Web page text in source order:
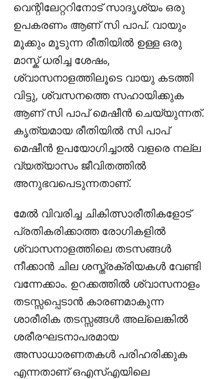
വെന്റിലേറ്ററിനോട് സാദൃശ്യം ഒരു
ഉപകരണം ആണ് സി പാപ്. വായും
മൂക്കും മൂടുന്ന രീതിയിൽ ഉള്ള ഒരു
മാസ്ക് ധരിച്ച ശേഷം,
ശ്വാസനാളത്തിലൂടെ വായു കടത്തി
വിട്ടു, ശ്വസനത്തെ സഹായിക്കുക
ആണ് സി പാപ് മെഷീൻ ചെയ്യുന്നത്.
കൃത്യമായ രീതിയിൽ സി പാപ്
മെഷീൻ ഉപയോഗിച്ചാൽ വളരെ നല്ല
വ്യത്യാസം ജീവിതത്തിൽ
അനുഭവപെടുന്നതാണ്.
മേല്‍ വിവരിച്ച ചികിത്സാരീതികളോട്
പ്രതികരിക്കാത്ത രോഗികളില്‍
ശ്വാസനാളത്തിലെ തടസങ്ങൾ
നീക്കാൻ ചില ശസ്ത്രക്രിയകള്‍ വേണ്ടി
വന്നേക്കാം. ഉറക്കത്തിൽ ശ്വാസനാളം
തടസ്സപ്പെടാൻ കാരണമാകുന്ന
ശാരീരിക തടസ്സങ്ങൾ അല്ലെങ്കിൽ
ശരീരഘടനാപരമായ
അസാധാരണതകൾ പരിഹരിക്കുക
എന്നതാണ് ഒഎസ്എയിലെ